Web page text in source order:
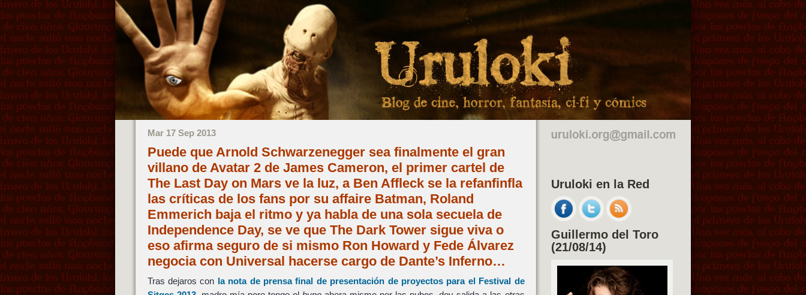
Mar 17 Sep 2013
Puede que Arnold Schwarzenegger sea finalmente el gran
villano de Avatar 2 de James Cameron, el primer cartel de
The Last Day on Mars ve la luz, a Ben Affleck se la refanfinfla
las críticas de los fans por su affaire Batman, Roland
Emmerich baja el ritmo y ya habla de una sola secuela de
Independence Day, se ve que The Dark Tower sigue viva o
eso afirma seguro de si mismo Ron Howard y Fede Álvarez
negocia con Universal hacerse cargo de Dante’s Inferno…
Tras dejaros con la nota de prensa final de presentación de proyectos para el Festival de
Uruloki en la Red
Guillermo del Toro
(21/08/14)